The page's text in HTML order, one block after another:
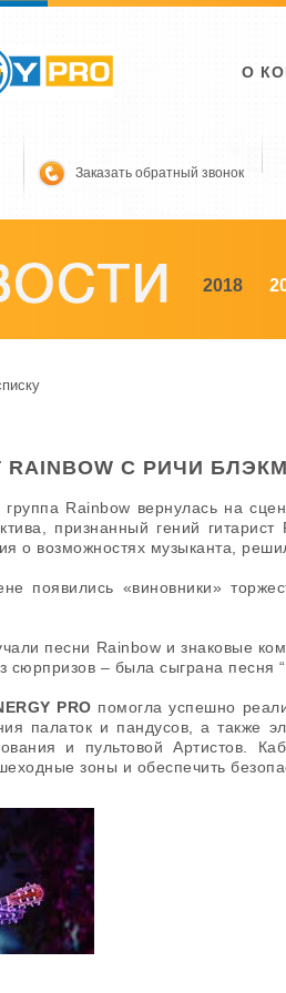
О
Заказать обратный звонок
2018
RAINBOW C РИЧИ
группа Rainbow вернулась на
признанный гений
о возможностях музыканта,
появились «виновники»
песни Rainbow и знаковые
сюрпризов – была сыграна песня
PRO помогла успешно
палаток и пандусов, а также
и пультовой Артистов.
зоны и обеспечить